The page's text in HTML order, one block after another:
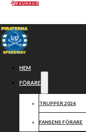
Hoppa till huvudinnehåll
HEM
FÖRARE
TRUPPER 2026
FANSENS FÖRARE